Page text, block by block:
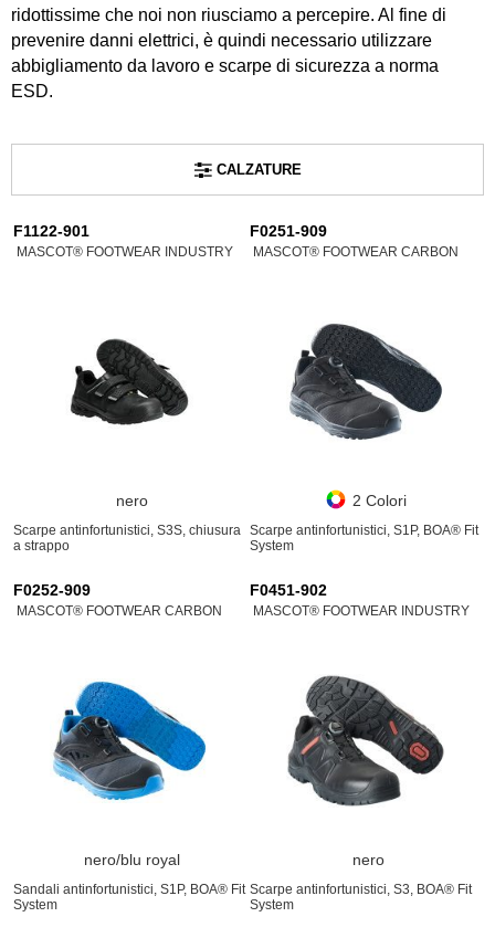
ridottissime che noi non riusciamo a percepire. Al fine di
prevenire danni elettrici, è quindi necessario utilizzare
abbigliamento da lavoro e scarpe di sicurezza a norma
ESD.
CALZATURE
F1122-901
MASCOT® FOOTWEAR INDUSTRY
nero
Scarpe antinfortunistici, S3S, chiusura
a strappo
F0251-909
MASCOT® FOOTWEAR CARBON
2 Colori
Scarpe antinfortunistici, S1P, BOA® Fit
System
F0252-909
MASCOT® FOOTWEAR CARBON
nero/blu royal
Sandali antinfortunistici, S1P, BOA® Fit
System
F0451-902
MASCOT® FOOTWEAR INDUSTRY
nero
Scarpe antinfortunistici, S3, BOA® Fit
System